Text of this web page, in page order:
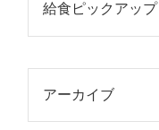
給食ピックアップ
アーカイブ